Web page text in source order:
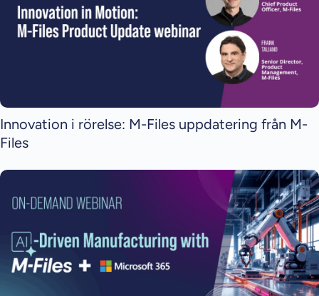
Innovation i rörelse: M-Files uppdatering från M-
Files